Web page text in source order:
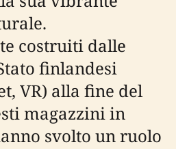
costruiti dalle
finlandesi
VR) alla fine del
magazzini in
svolto un ruolo